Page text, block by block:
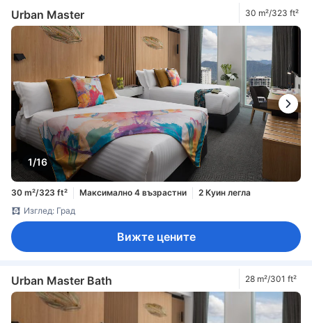
Urban Master 30 m²/323 ft²
1/16
30 m²/323 ft² Максимално 4 възрастни
2 Куин легла
Изглед: Град
Вижте цените
Urban Master Bath 28 m²/301 ft²